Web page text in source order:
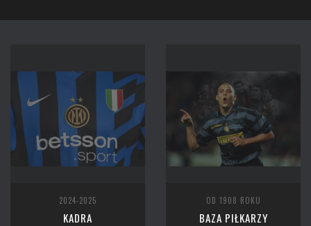
2024-2025
KADRA
OD 1908 ROKU
BAZA PIŁKARZY